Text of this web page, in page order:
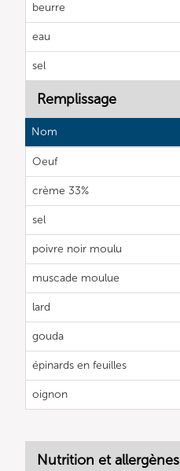
beurre
eau
sel
Remplissage
Nom
Oeuf
crème 33%
sel
poivre noir moulu
muscade moulue
lard
gouda
épinards en feuilles
oignon
Nutrition et allergènes